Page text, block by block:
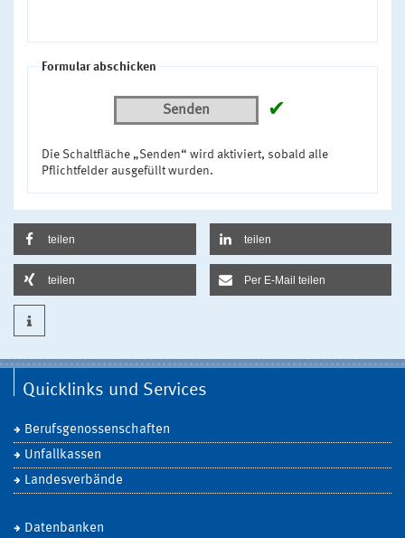
Formular abschicken
Senden ✔
Die Schaltfläche „Senden“ wird aktiviert, sobald alle
Pflichtfelder ausgefüllt wurden.
teilen teilen
teilen Per E-Mail teilen
Quicklinks und Services
Berufsgenossenschaften
Unfallkassen
Landesverbände
Datenbanken